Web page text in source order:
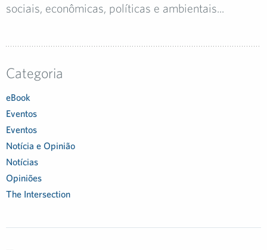
sociais, econômicas, políticas e ambientais...
Categoria
eBook
Eventos
Eventos
Notícia e Opinião
Notícias
Opiniões
The Intersection